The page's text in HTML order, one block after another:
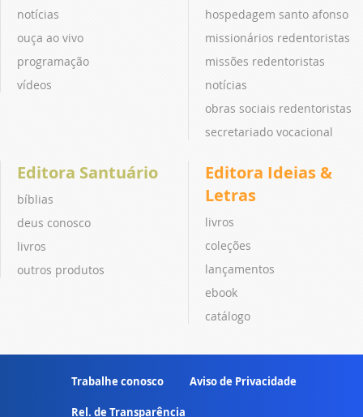
notícias
ouça ao vivo
programação
vídeos
hospedagem santo afonso
missionários redentoristas
missões redentoristas
notícias
obras sociais redentoristas
secretariado vocacional
Editora Santuário
bíblias
deus conosco
livros
outros produtos
Editora Ideias &
Letras
livros
coleções
lançamentos
ebook
catálogo
Trabalhe conosco Aviso de Privacidade
Rel. de Transparência